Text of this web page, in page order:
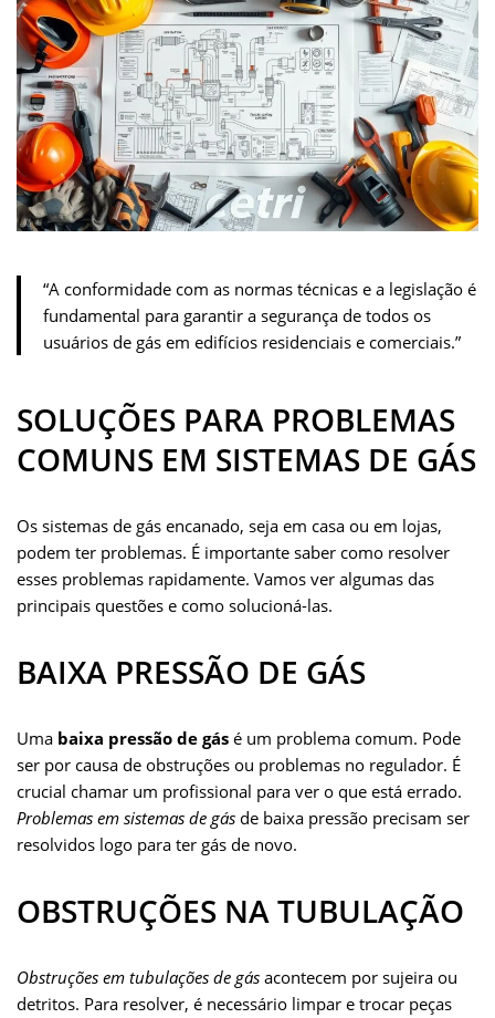
“A conformidade com as normas técnicas e a legislação é
fundamental para garantir a segurança de todos os
usuários de gás em edifícios residenciais e comerciais.”
SOLUÇÕES PARA PROBLEMAS
COMUNS EM SISTEMAS DE GÁS
Os sistemas de gás encanado, seja em casa ou em lojas,
podem ter problemas. É importante saber como resolver
esses problemas rapidamente. Vamos ver algumas das
principais questões e como solucioná-las.
BAIXA PRESSÃO DE GÁS
Uma baixa pressão de gás é um problema comum. Pode
ser por causa de obstruções ou problemas no regulador. É
crucial chamar um profissional para ver o que está errado.
Problemas em sistemas de gás de baixa pressão precisam ser
resolvidos logo para ter gás de novo.
OBSTRUÇÕES NA TUBULAÇÃO
Obstruções em tubulações de gás acontecem por sujeira ou
detritos. Para resolver, é necessário limpar e trocar peças